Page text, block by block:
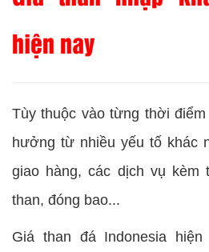
hiện nay
Tùy thuộc vào từng thời
hưởng từ nhiều yếu tố khác
giao hàng, các dịch vụ
than, đóng bao...
Giá than đá Indonesia